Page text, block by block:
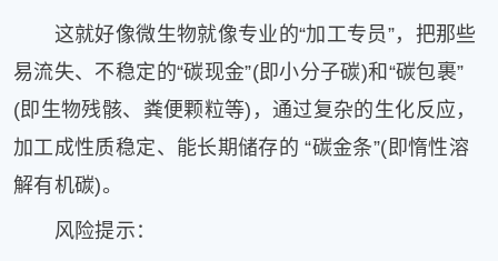
这就好像微生物就像专业的“加工专员”，把那些
易流失、不稳定的“碳现金”(即小分子碳)和“碳包裹”
(即生物残骸、粪便颗粒等)，通过复杂的生化反应，
加工成性质稳定、能长期储存的 “碳金条”(即惰性溶
解有机碳)。
风险提示：